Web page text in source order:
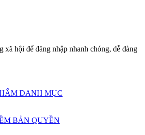
xã hội để đăng nhập nhanh chóng, dễ dàng
DANH MỤC
BẢN QUYỀN